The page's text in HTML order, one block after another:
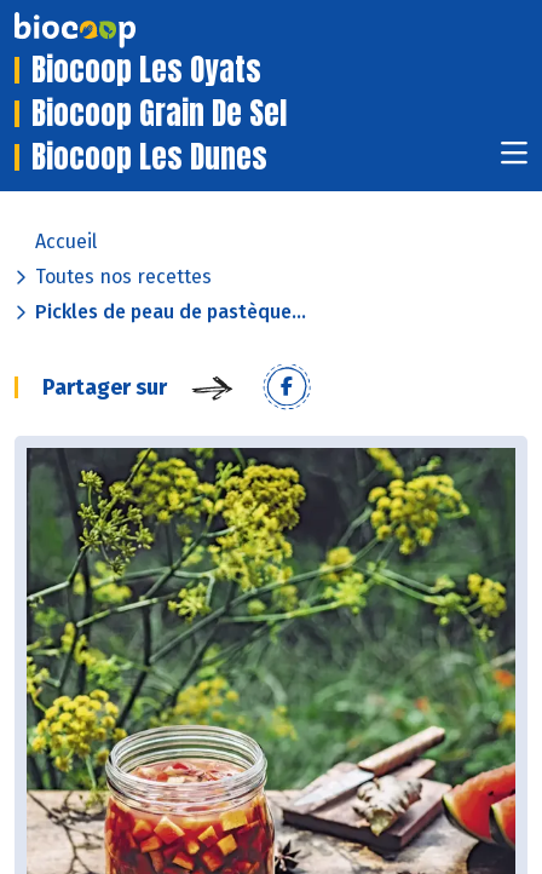
Biocoop Les Oyats
Biocoop Grain De Sel
Biocoop Les Dunes
Accueil
Toutes nos recettes
Pickles de peau de pastèque...
Partager sur